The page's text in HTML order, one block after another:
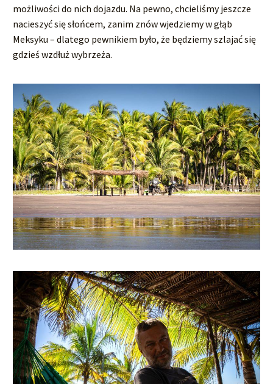
możliwości do nich dojazdu. Na pewno, chcieliśmy jeszcze
nacieszyć się słońcem, zanim znów wjedziemy w głąb
Meksyku – dlatego pewnikiem było, że będziemy szlajać się
gdzieś wzdłuż wybrzeża.